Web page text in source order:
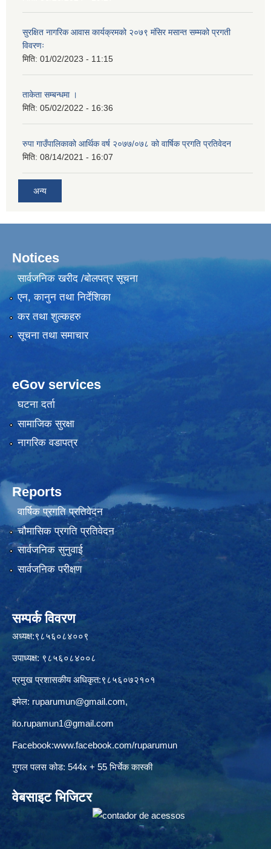
सुरक्षित नागरिक आवास कार्यक्रमको २०७९ मंसिर मसान्त सम्मको प्रगती
विवरणः
मिति: 01/02/2023 - 11:15
ताकेता सम्बन्धमा ।
मिति: 05/02/2022 - 16:36
रुपा गाउँपालिकाको आर्थिक वर्ष २०७७/०७८ को वार्षिक प्रगति प्रतिवेदन
मिति: 08/14/2021 - 16:07
अन्य
Notices
सार्वजनिक खरीद /बोलपत्र सूचना
एन, कानुन तथा निर्देशिका
कर तथा शुल्कहरु
सूचना तथा समाचार
eGov services
घटना दर्ता
सामाजिक सुरक्षा
नागरिक वडापत्र
Reports
वार्षिक प्रगति प्रतिवेदन
चौमासिक प्रगति प्रतिवेदन
सार्वजनिक सुनुवाई
सार्वजनिक परीक्षण
सम्पर्क विवरण
अध्यक्ष:९८५६०८४००९
उपाध्यक्ष: ९८५६०८४००८
प्रमुख प्रशासकीय अधिकृत:९८५६०७२१०१
इमेल: ruparumun@gmail.com,
ito.rupamun1@gmail.com
Facebook:www.facebook.com/ruparumun
गुगल पलस कोड: 544x + 55 भिर्चेक कास्की
वेबसाइट भिजिटर